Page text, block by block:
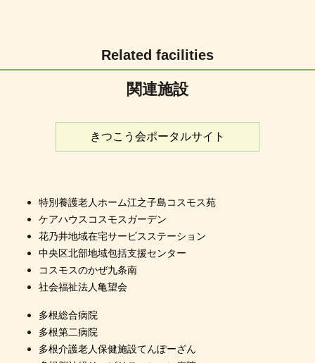
Related facilities
関連施設
きつこう会ポータルサイト
特別養護老人ホーム江之子島コスモス苑
ケアハウスコスモスガーデン
花乃井地域在宅サービスステーション
中央区北部地域包括支援センター
コスモスのかぜ九条南
社会福祉法人亀望会
多根総合病院
多根第二病院
多根介護老人保健施設てんぽーざん